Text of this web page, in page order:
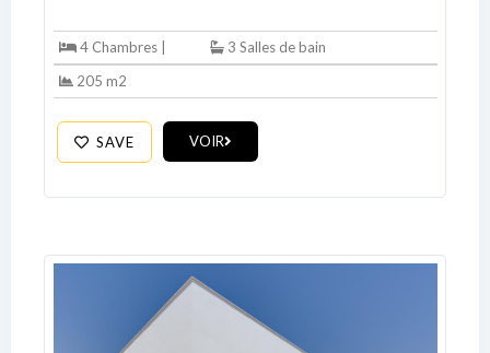
4 Chambres |
3 Salles de bain
205 m2
SAVE VOIR